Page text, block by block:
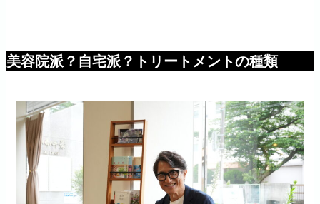
美容院派？自宅派？トリートメントの種類